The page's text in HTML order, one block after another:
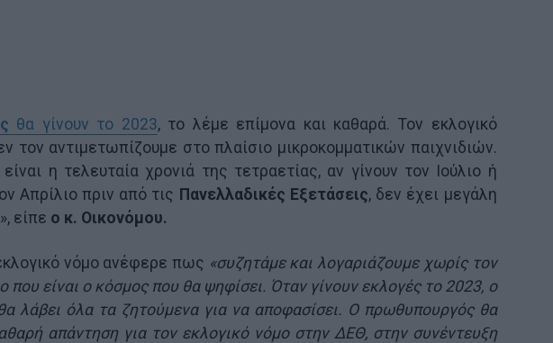
θα γίνουν το 2023, το λέμε επίμονα και καθαρά. Τον εκλογικό
τον αντιμετωπίζουμε στο πλαίσιο μικροκομματικών παιχνιδιών.
η τελευταία χρονιά της τετραετίας, αν γίνουν τον Ιούλιο ή
Απρίλιο πριν από τις Πανελλαδικές Εξετάσεις, δεν έχει μεγάλη
είπε ο κ. Οικονόμου.
νόμο ανέφερε πως «συζητάμε και λογαριάζουμε χωρίς τον
που είναι ο κόσμος που θα ψηφίσει. Όταν γίνουν εκλογές το 2023, ο
λάβει όλα τα ζητούμενα για να αποφασίσει. Ο πρωθυπουργός θα
απάντηση για τον εκλογικό νόμο στην ΔΕΘ, στην συνέντευξη